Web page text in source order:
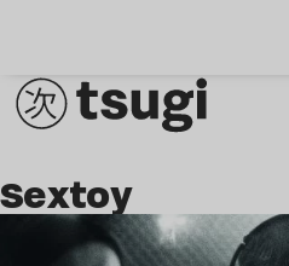
Sextoy